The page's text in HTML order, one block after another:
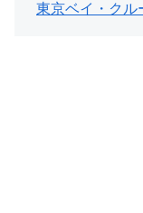
東京ベイ・クル